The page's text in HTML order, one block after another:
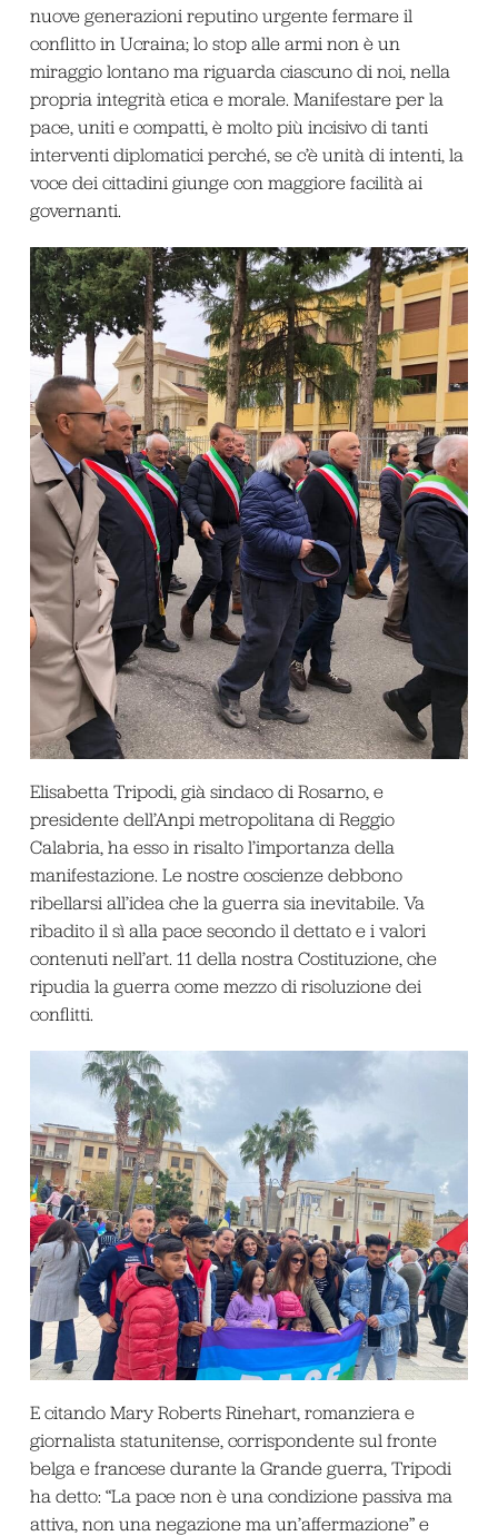
nuove generazioni reputino urgente fermare il
conflitto in Ucraina; lo stop alle armi non è un
miraggio lontano ma riguarda ciascuno di noi, nella
propria integrità etica e morale. Manifestare per la
pace, uniti e compatti, è molto più incisivo di tanti
interventi diplomatici perché, se c’è unità di intenti, la
voce dei cittadini giunge con maggiore facilità ai
governanti.
Elisabetta Tripodi, già sindaco di Rosarno, e
presidente dell’Anpi metropolitana di Reggio
Calabria, ha esso in risalto l’importanza della
manifestazione. Le nostre coscienze debbono
ribellarsi all’idea che la guerra sia inevitabile. Va
ribadito il sì alla pace secondo il dettato e i valori
contenuti nell’art. 11 della nostra Costituzione, che
ripudia la guerra come mezzo di risoluzione dei
conflitti.
E citando Mary Roberts Rinehart, romanziera e
giornalista statunitense, corrispondente sul fronte
belga e francese durante la Grande guerra, Tripodi
ha detto: “La pace non è una condizione passiva ma
attiva, non una negazione ma un’affermazione” e